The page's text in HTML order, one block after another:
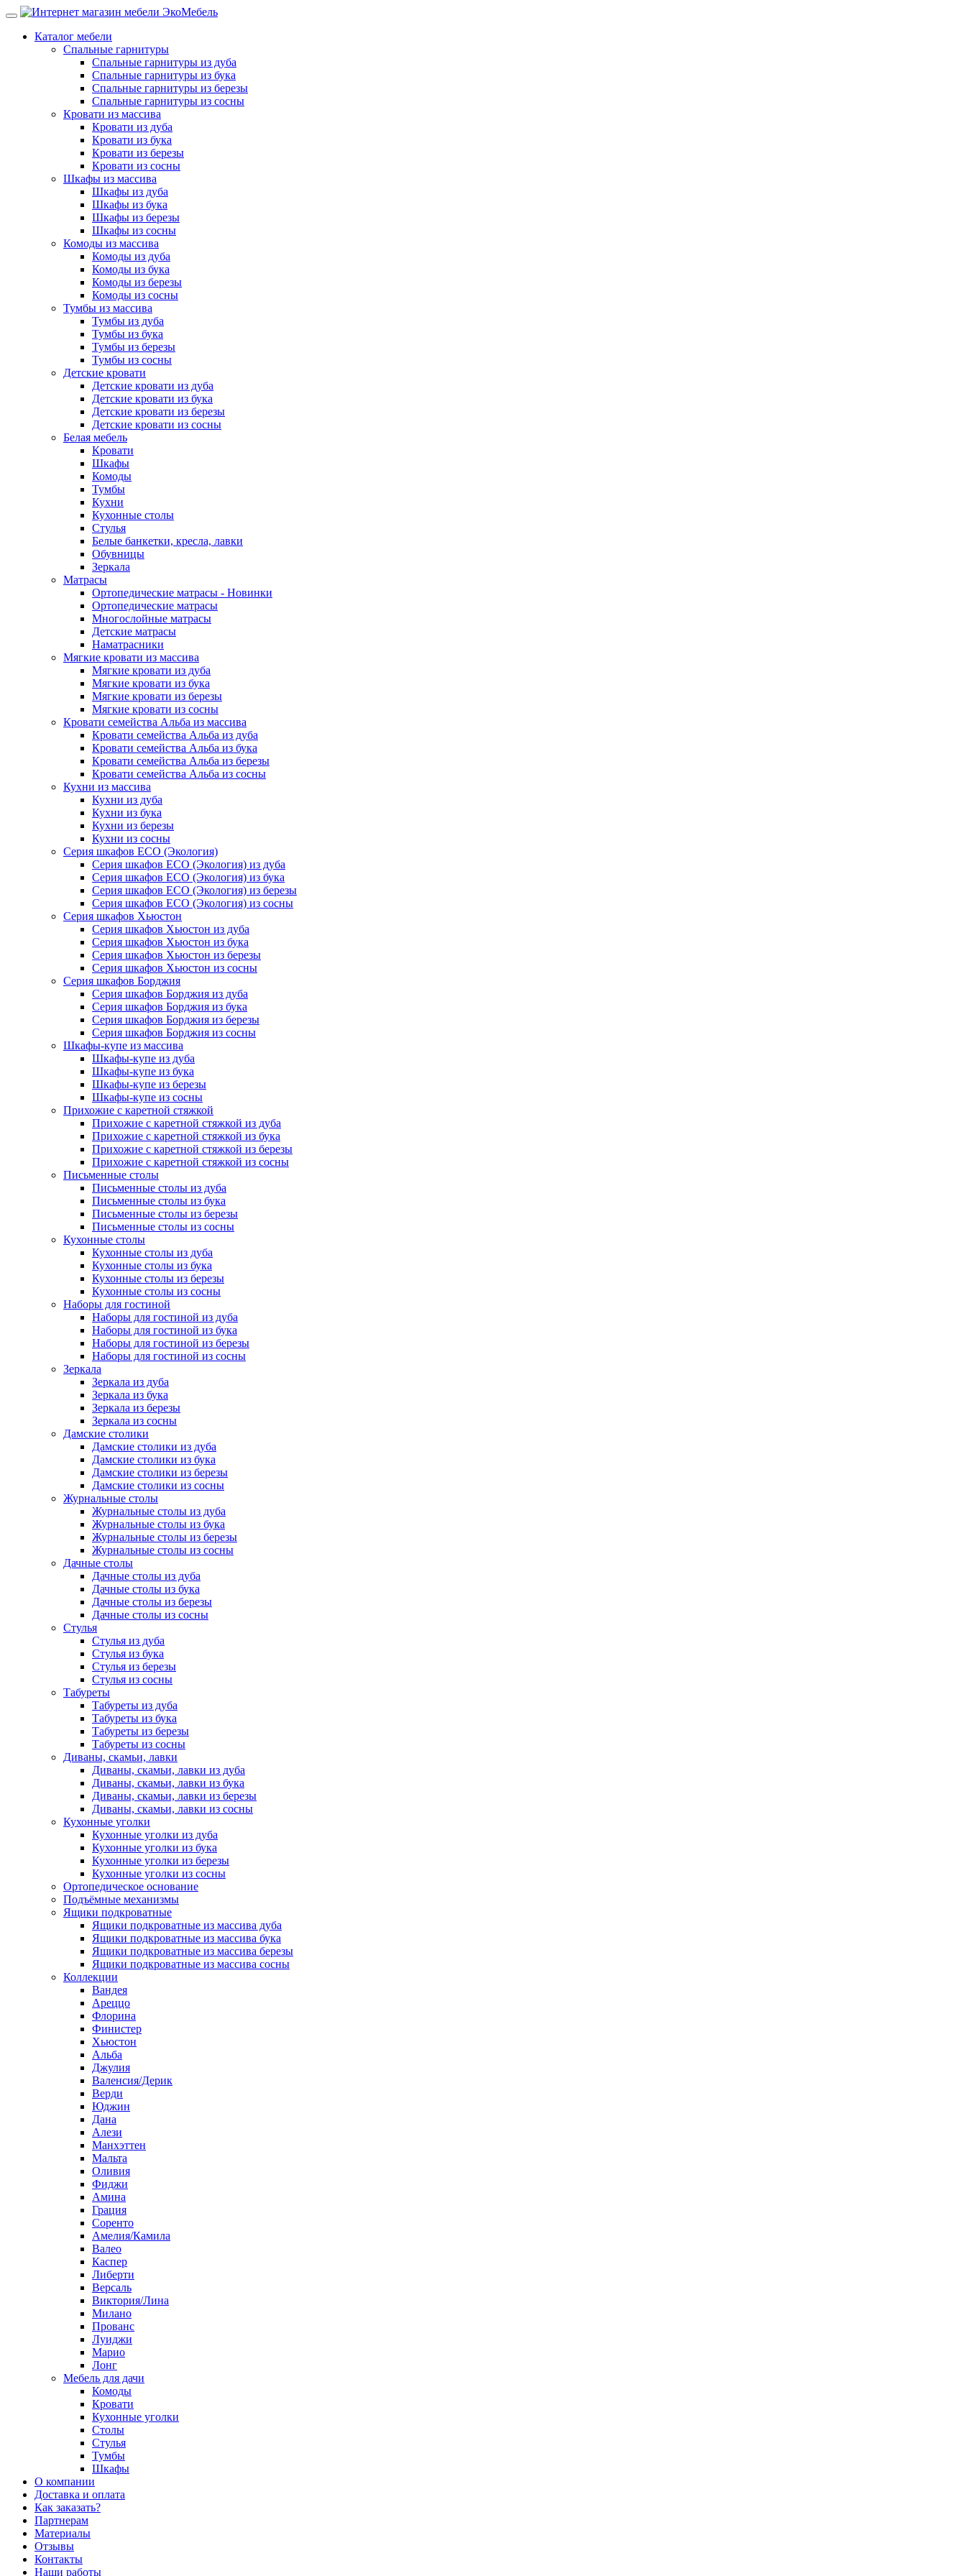
Каталог мебели
Спальные гарнитуры
Спальные гарнитуры из дуба
Спальные гарнитуры из бука
Спальные гарнитуры из березы
Спальные гарнитуры из сосны
Кровати из массива
Кровати из дуба
Кровати из бука
Кровати из березы
Кровати из сосны
Шкафы из массива
Шкафы из дуба
Шкафы из бука
Шкафы из березы
Шкафы из сосны
Комоды из массива
Комоды из дуба
Комоды из бука
Комоды из березы
Комоды из сосны
Тумбы из массива
Тумбы из дуба
Тумбы из бука
Тумбы из березы
Тумбы из сосны
Детские кровати
Детские кровати из дуба
Детские кровати из бука
Детские кровати из березы
Детские кровати из сосны
Белая мебель
Кровати
Шкафы
Комоды
Тумбы
Кухни
Кухонные столы
Стулья
Белые банкетки, кресла, лавки
Обувницы
Зеркала
Матрасы
Ортопедические матрасы - Новинки
Ортопедические матрасы
Многослойные матрасы
Детские матрасы
Наматрасники
Мягкие кровати из массива
Мягкие кровати из дуба
Мягкие кровати из бука
Мягкие кровати из березы
Мягкие кровати из сосны
Кровати семейства Альба из массива
Кровати семейства Альба из дуба
Кровати семейства Альба из бука
Кровати семейства Альба из березы
Кровати семейства Альба из сосны
Кухни из массива
Кухни из дуба
Кухни из бука
Кухни из березы
Кухни из сосны
Серия шкафов ECO (Экология)
Серия шкафов ECO (Экология) из дуба
Серия шкафов ECO (Экология) из бука
Серия шкафов ECO (Экология) из березы
Серия шкафов ECO (Экология) из сосны
Серия шкафов Хьюстон
Серия шкафов Хьюстон из дуба
Серия шкафов Хьюстон из бука
Серия шкафов Хьюстон из березы
Серия шкафов Хьюстон из сосны
Серия шкафов Борджия
Серия шкафов Борджия из дуба
Серия шкафов Борджия из бука
Серия шкафов Борджия из березы
Серия шкафов Борджия из сосны
Шкафы-купе из массива
Шкафы-купе из дуба
Шкафы-купе из бука
Шкафы-купе из березы
Шкафы-купе из сосны
Прихожие с каретной стяжкой
Прихожие с каретной стяжкой из дуба
Прихожие с каретной стяжкой из бука
Прихожие с каретной стяжкой из березы
Прихожие с каретной стяжкой из сосны
Письменные столы
Письменные столы из дуба
Письменные столы из бука
Письменные столы из березы
Письменные столы из сосны
Кухонные столы
Кухонные столы из дуба
Кухонные столы из бука
Кухонные столы из березы
Кухонные столы из сосны
Наборы для гостиной
Наборы для гостиной из дуба
Наборы для гостиной из бука
Наборы для гостиной из березы
Наборы для гостиной из сосны
Зеркала
Зеркала из дуба
Зеркала из бука
Зеркала из березы
Зеркала из сосны
Дамские столики
Дамские столики из дуба
Дамские столики из бука
Дамские столики из березы
Дамские столики из сосны
Журнальные столы
Журнальные столы из дуба
Журнальные столы из бука
Журнальные столы из березы
Журнальные столы из сосны
Дачные столы
Дачные столы из дуба
Дачные столы из бука
Дачные столы из березы
Дачные столы из сосны
Стулья
Стулья из дуба
Стулья из бука
Стулья из березы
Стулья из сосны
Табуреты
Табуреты из дуба
Табуреты из бука
Табуреты из березы
Табуреты из сосны
Диваны, скамьи, лавки
Диваны, скамьи, лавки из дуба
Диваны, скамьи, лавки из бука
Диваны, скамьи, лавки из березы
Диваны, скамьи, лавки из сосны
Кухонные уголки
Кухонные уголки из дуба
Кухонные уголки из бука
Кухонные уголки из березы
Кухонные уголки из сосны
Ортопедическое основание
Подъёмные механизмы
Ящики подкроватные
Ящики подкроватные из массива дуба
Ящики подкроватные из массива бука
Ящики подкроватные из массива березы
Ящики подкроватные из массива сосны
Коллекции
Вандея
Ареццо
Флорина
Финистер
Хьюстон
Альба
Джулия
Валенсия/Дерик
Верди
Юджин
Дана
Алези
Манхэттен
Мальта
Оливия
Фиджи
Амина
Грация
Соренто
Амелия/Камила
Валео
Каспер
Либерти
Версаль
Виктория/Лина
Милано
Прованс
Луиджи
Марио
Лонг
Мебель для дачи
Комоды
Кровати
Кухонные уголки
Столы
Стулья
Тумбы
Шкафы
О компании
Доставка и оплата
Как заказать?
Партнерам
Материалы
Отзывы
Контакты
Наши работы